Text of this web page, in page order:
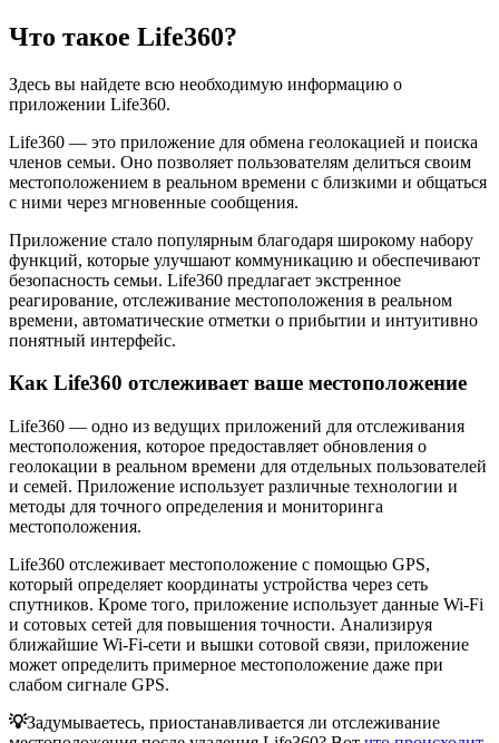
Что такое Life360?
Здесь вы найдете всю необходимую информацию о
приложении Life360.
Life360 — это приложение для обмена геолокацией и поиска
членов семьи. Оно позволяет пользователям делиться своим
местоположением в реальном времени с близкими и общаться
с ними через мгновенные сообщения.
Приложение стало популярным благодаря широкому набору
функций, которые улучшают коммуникацию и обеспечивают
безопасность семьи. Life360 предлагает экстренное
реагирование, отслеживание местоположения в реальном
времени, автоматические отметки о прибытии и интуитивно
понятный интерфейс.
Как Life360 отслеживает ваше местоположение
Life360 — одно из ведущих приложений для отслеживания
местоположения, которое предоставляет обновления о
геолокации в реальном времени для отдельных пользователей
и семей. Приложение использует различные технологии и
методы для точного определения и мониторинга
местоположения.
Life360 отслеживает местоположение с помощью GPS,
который определяет координаты устройства через сеть
спутников. Кроме того, приложение использует данные Wi-Fi
и сотовых сетей для повышения точности. Анализируя
ближайшие Wi-Fi-сети и вышки сотовой связи, приложение
может определить примерное местоположение даже при
слабом сигнале GPS.
💡Задумываетесь, приостанавливается ли отслеживание